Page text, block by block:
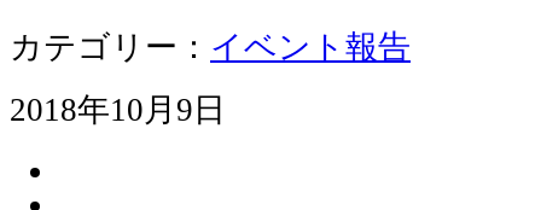
カテゴリー： イベント報告
2018年10月9日